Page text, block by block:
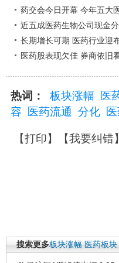
药交会今日开幕 今年五大
近五成医药生物公司现金
长期增长可期 医药行业迎
医药股表现欠佳 券商依旧
热词： 板块涨幅 医
容
医药流通 分化
【打印】【我要纠错
搜索更多板块涨幅 医药板块